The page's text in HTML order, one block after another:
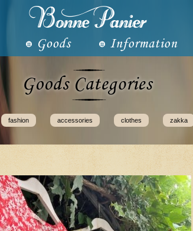
fashion accessories clothes zakka